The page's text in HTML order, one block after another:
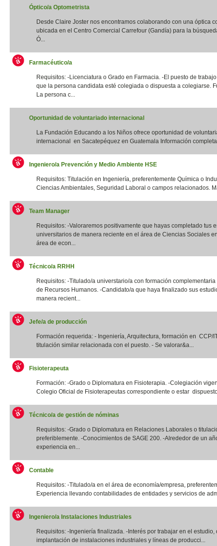
Óptico/a Optometrista
Desde Claire Joster nos encontramos colaborando con una óptica
ubicada en el Centro Comercial Carrefour (Gandía) para la
Ó...
Farmacéutico/a
Requisitos: -Licenciatura o Grado en Farmacia. -El puesto de
que la persona candidata esté colegiada o dispuesta a colegiarse.
La persona c...
Oportunidad de voluntariado internacional
La Fundación Educando a los Niños ofrece oportunidad de
internacional en Sacatepéquez en Guatemala Información
Ingeniero/a Prevención y Medio Ambiente HSE
Requisitos: Titulación en Ingeniería, preferentemente Química o
Ciencias Ambientales, Seguridad Laboral o campos relacionados.
Team Manager
Requisitos: -Valoraremos positivamente que hayas completado tus
universitarios de manera reciente en el área de Ciencias Sociales
área de econ...
Técnico/a RRHH
Requisitos: -Titulado/a universtario/a con formación
de Recursos Humanos. -Candidato/a que haya finalizado sus
manera recient...
Jefe/a de producción
Formación requerida: - Ingeniería, Arquitectura, formación en CCP/
titulación similar relacionada con el puesto. - Se valorar&a...
Fisioterapeuta
Formación: -Grado o Diplomatura en Fisioterapia. -Colegiación
Colegio Oficial de Fisioterapeutas correspondiente o estar
Técnico/a de gestión de nóminas
Requisitos: -Grado o Diplomatura en Relaciones Laborales o
preferiblemente. -Conocimientos de SAGE 200. -Alrededor de un
experiencia en...
Contable
Requisitos: -Titulado/a en el área de economía/empresa,
Experiencia llevando contabilidades de entidades y servicios de
Ingeniero/a Instalaciones Industriales
Requisitos: -Ingeniería finalizada. -Interés por trabajar en el estudio,
implantación de instalaciones industriales y líneas de producci...